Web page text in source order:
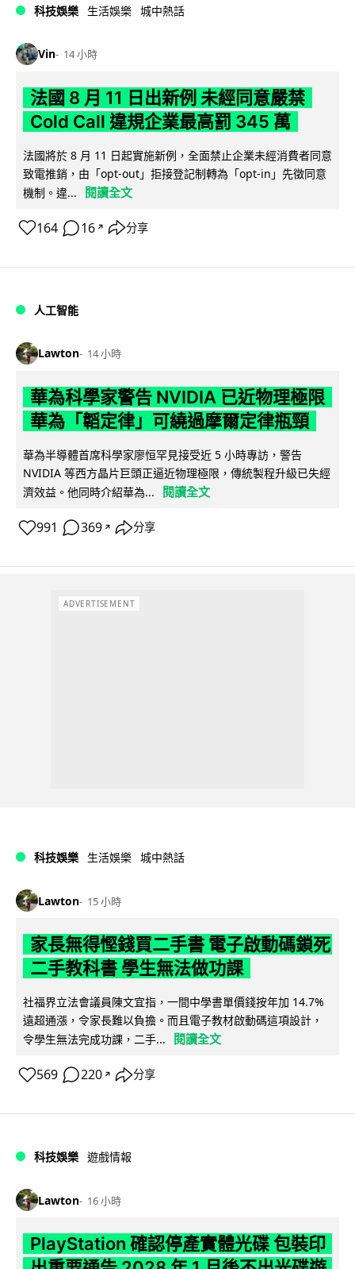
科技娛樂 生活娛樂 城中熱話
Vin 14 小時
法國 8 月 11 日出新例 未經同意嚴禁
Cold Call 違規企業最高罰 345 萬
法國將於 8 月 11 日起實施新例，全面禁止企業未經消費者同意
致電推銷，由「opt-out」拒接登記制轉為「opt-in」先徵同意
機制。違...
閱讀全文
164 16 ↗ 分享
人工智能
Lawton 14 小時
華為科學家警告 NVIDIA 已近物理極限
華為「韜定律」可繞過摩爾定律瓶頸
華為半導體首席科學家廖恒罕見接受近 5 小時專訪，警告
NVIDIA 等西方晶片巨頭正逼近物理極限，傳統製程升級已失經
濟效益。他同時介紹華為...
閱讀全文
991 369 ↗ 分享
ADVERTISEMENT
科技娛樂 生活娛樂 城中熱話
Lawton 15 小時
家長無得慳錢買二手書 電子啟動碼鎖死
二手教科書 學生無法做功課
社福界立法會議員陳文宜指，一間中學書單價錢按年加 14.7%
遠超通漲，令家長難以負擔。而且電子教材啟動碼這項設計，
令學生無法完成功課，二手...
閱讀全文
569 220 ↗ 分享
科技娛樂 遊戲情報
Lawton 16 小時
PlayStation 確認停產實體光碟 包裝印